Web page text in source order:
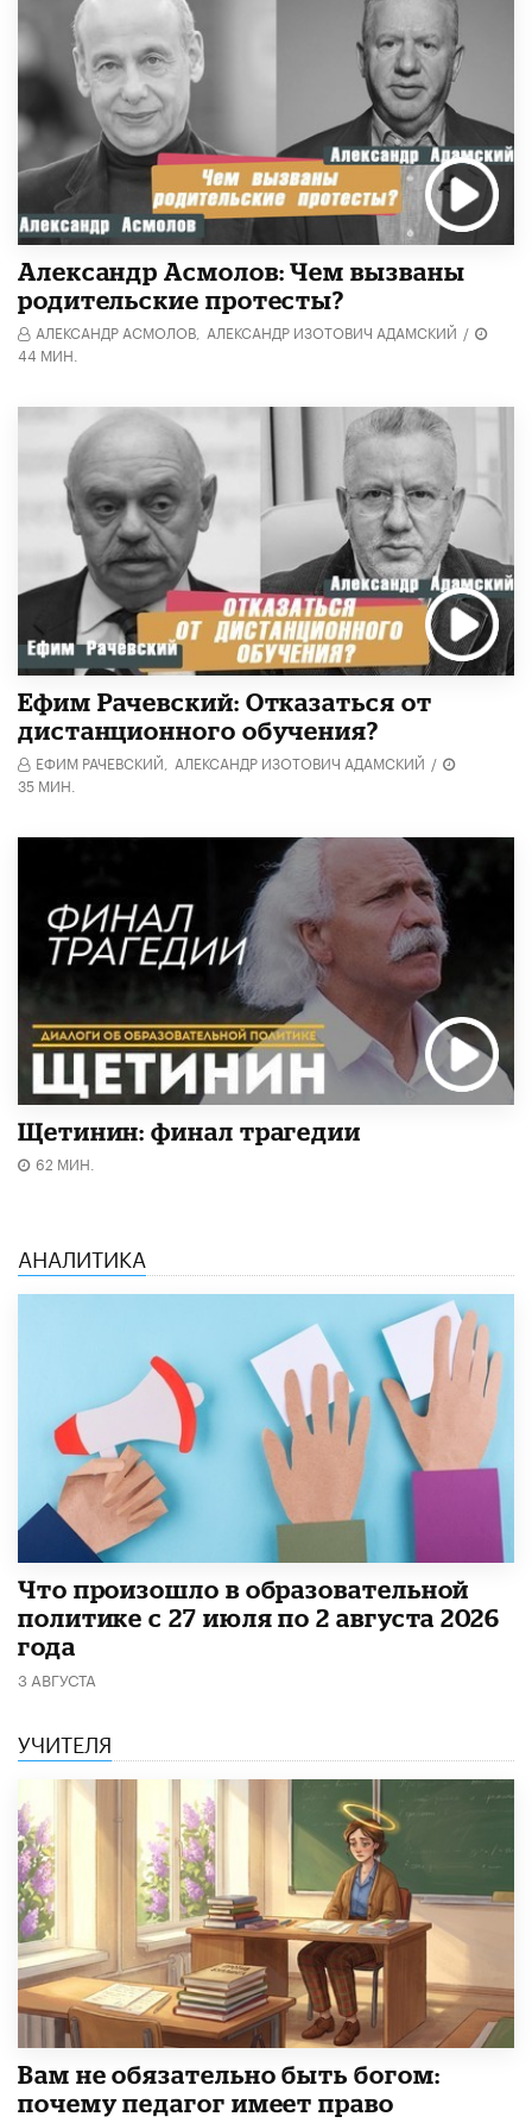
Александр Асмолов: Чем вызваны
родительские протесты?
АЛЕКСАНДР АСМОЛОВ, АЛЕКСАНДР ИЗОТОВИЧ АДАМСКИЙ /
44 МИН.
Ефим Рачевский: Отказаться от
дистанционного обучения?
ЕФИМ РАЧЕВСКИЙ, АЛЕКСАНДР ИЗОТОВИЧ АДАМСКИЙ /
35 МИН.
Щетинин: финал трагедии
62 МИН.
АНАЛИТИКА
​Что произошло в образовательной
политике с 27 июля по 2 августа 2026
года
3 АВГУСТА
УЧИТЕЛЯ
​Вам не обязательно быть богом:
почему педагог имеет право